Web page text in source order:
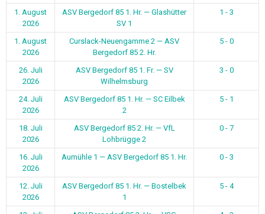
1. August
2026
ASV Bergedorf 85 1. Hr. — Glashütter
SV 1
1 - 3
1. August
2026
Curslack-Neuengamme 2 — ASV
Bergedorf 85 2. Hr.
5 - 0
26. Juli
2026
ASV Bergedorf 85 1. Fr. — SV
Wilhelmsburg
3 - 0
24. Juli
2026
ASV Bergedorf 85 1. Hr. — SC Eilbek
2
5 - 1
18. Juli
2026
ASV Bergedorf 85 2. Hr. — VfL
Lohbrügge 2
0 - 7
16. Juli
2026
Aumühle 1 — ASV Bergedorf 85 1. Hr. 0 - 3
12. Juli
2026
ASV Bergedorf 85 1. Hr. — Bostelbek
1
5 - 4